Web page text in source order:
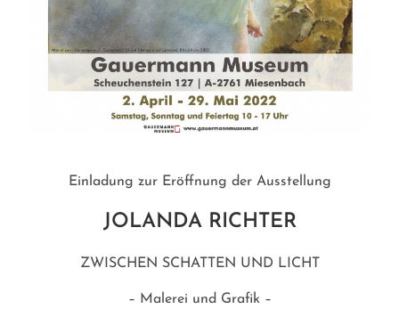
Einladung zur Eröffnung der Ausstellung
JOLANDA RICHTER
ZWISCHEN SCHATTEN UND LICHT
– Malerei und Grafik –